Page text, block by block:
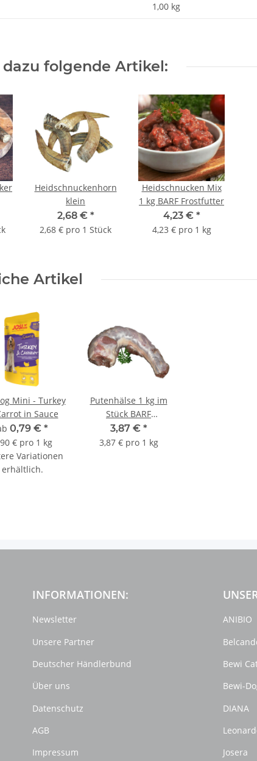
1,00 kg
folgende Artikel:
Heidschnuckenhorn
klein
2,68 € *
2,68 € pro 1 Stück
Heidschnucken Mix
1 kg BARF Frostfutter
4,23 € *
4,23 € pro 1 kg
Artikel
Mini - Turkey
in Sauce
0,79 € *
€ pro 1 kg
Variationen
erhältlich.
Putenhälse 1 kg im
Stück BARF
Frostfutter
3,87 € *
3,87 € pro 1 kg
INFORMATIONEN:
Newsletter
Unsere Partner
Deutscher Händlerbund
Über uns
Datenschutz
AGB
Impressum
ANIBIO
Bewi
Bewi-
DIANA
Josera